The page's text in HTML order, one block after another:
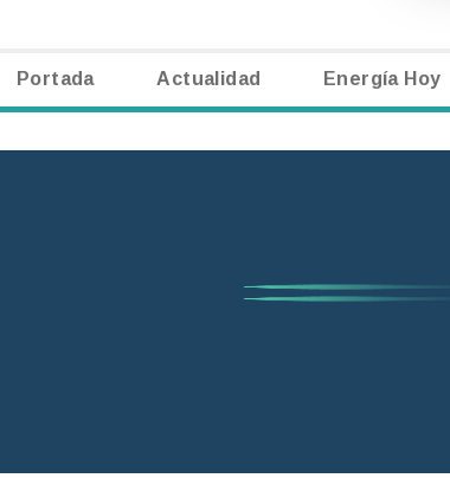
Portada Actualidad Energía Hoy